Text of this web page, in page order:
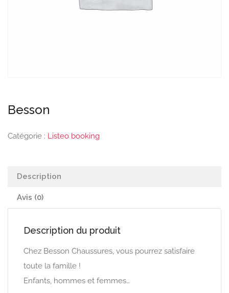
Besson
Catégorie : Listeo booking
Description
Avis (0)
Description du produit
Chez Besson Chaussures, vous pourrez satisfaire
toute la famille !
Enfants, hommes et femmes…